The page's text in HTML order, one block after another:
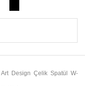
Art Design Çelik Spatül W-4